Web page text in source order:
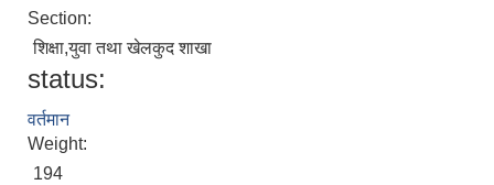
Section:
शिक्षा,युवा तथा खेलकुद शाखा
status:
वर्तमान
Weight:
194